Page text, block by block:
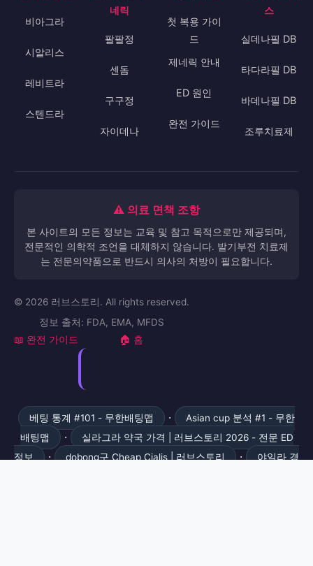
비아그라
시알리스
레비트라
스텐드라
네릭
팔팔정
센돔
구구정
자이데나
첫 복용 가이
드
제네릭 안내
ED 원인
완전 가이드
스
실데나필 DB
타다라필 DB
바데나필 DB
조루치료제
⚠️ 의료 면책 조항
본 사이트의 모든 정보는 교육 및 참고 목적으로만 제공되며,
전문적인 의학적 조언을 대체하지 않습니다. 발기부전 치료제
는 전문의약품으로 반드시 의사의 처방이 필요합니다.
© 2026 러브스토리. All rights reserved.
정보 출처: FDA, EMA, MFDS
📖 완전 가이드 🏠 홈
베팅 통계 #101 - 무한배팅맵 ·
Asian cup 분석 #1 - 무한
배팅맵
·
실라그라 약국 가격 | 러브스토리 2026 - 전문 ED
정보
· dobong구 Cheap Cialis | 러브스토리 ·
야일라 경